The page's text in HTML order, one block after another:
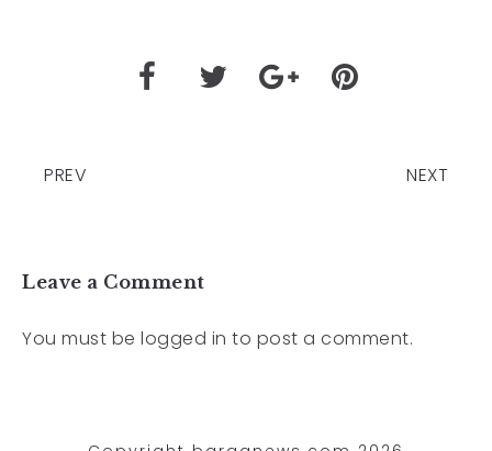
PREV NEXT
Leave a Comment
You must be logged in to post a comment.